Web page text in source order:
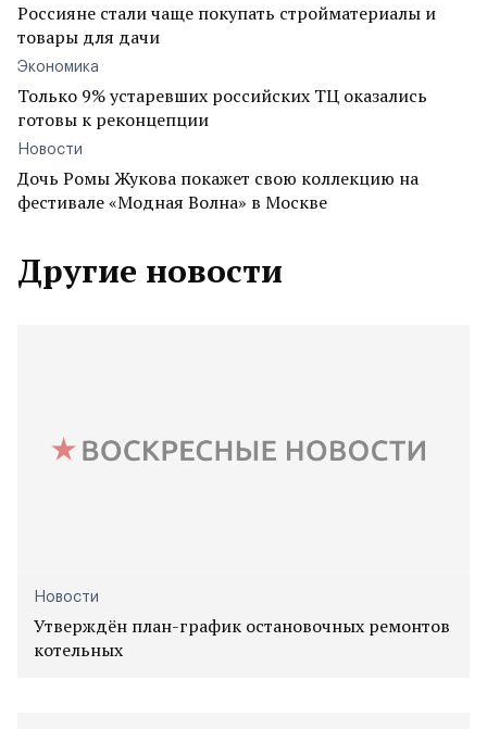
Россияне стали чаще покупать стройматериалы и
товары для дачи
Экономика
Только 9% устаревших российских ТЦ оказались
готовы к реконцепции
Новости
Дочь Ромы Жукова покажет свою коллекцию на
фестивале «Модная Волна» в Москве
Другие новости
Новости
Утверждён план-график остановочных ремонтов
котельных